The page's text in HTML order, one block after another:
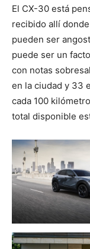
El CX-30 está
recibido allí
pueden ser
puede ser un
con notas
en la ciudad y 33
cada 100
total disponible